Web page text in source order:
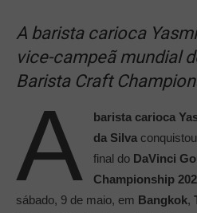
A barista carioca
vice-campeã mundial
Barista Craft
A barista carioca
da Silva
final do DaVinci
Championship
sábado, 9 de maio, em Bangkok,